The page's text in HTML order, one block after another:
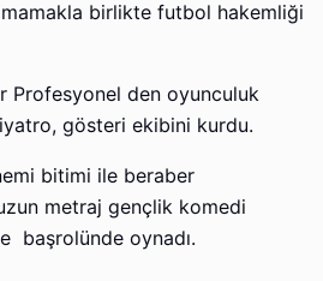
birlikte futbol hakemliği
Profesyonel den oyunculuk
gösteri ekibini kurdu.
bitimi ile beraber
metraj gençlik komedi
başrolünde oynadı.